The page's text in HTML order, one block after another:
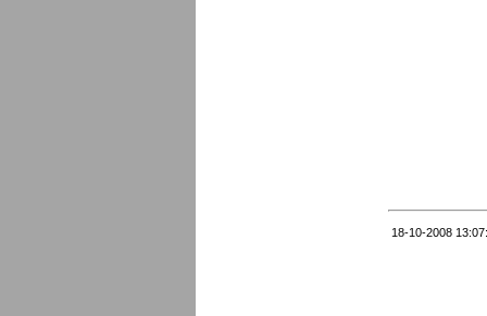
18-10-2008